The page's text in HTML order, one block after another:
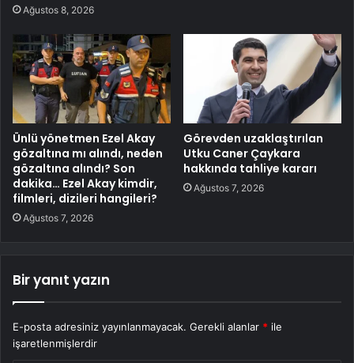
Ağustos 8, 2026
Ünlü yönetmen Ezel Akay
gözaltına mı alındı, neden
gözaltına alındı? Son
dakika… Ezel Akay kimdir,
filmleri, dizileri hangileri?
Ağustos 7, 2026
Görevden uzaklaştırılan
Utku Caner Çaykara
hakkında tahliye kararı
Ağustos 7, 2026
Bir yanıt yazın
E-posta adresiniz yayınlanmayacak. Gerekli alanlar * ile
işaretlenmişlerdir